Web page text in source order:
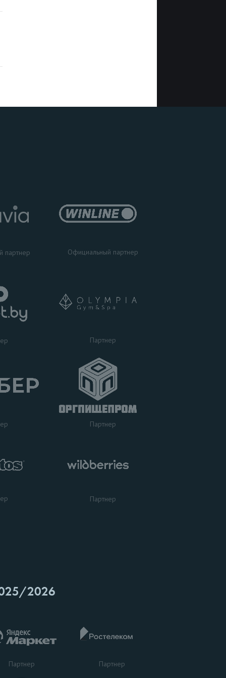
партнер Официальный партнер
Партнер
Партнер
Партнер
2026
Партнер Партнер